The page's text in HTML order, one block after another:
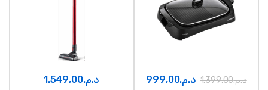
د.م.1.549,00 د.م.999,00 د.م.1.399,00